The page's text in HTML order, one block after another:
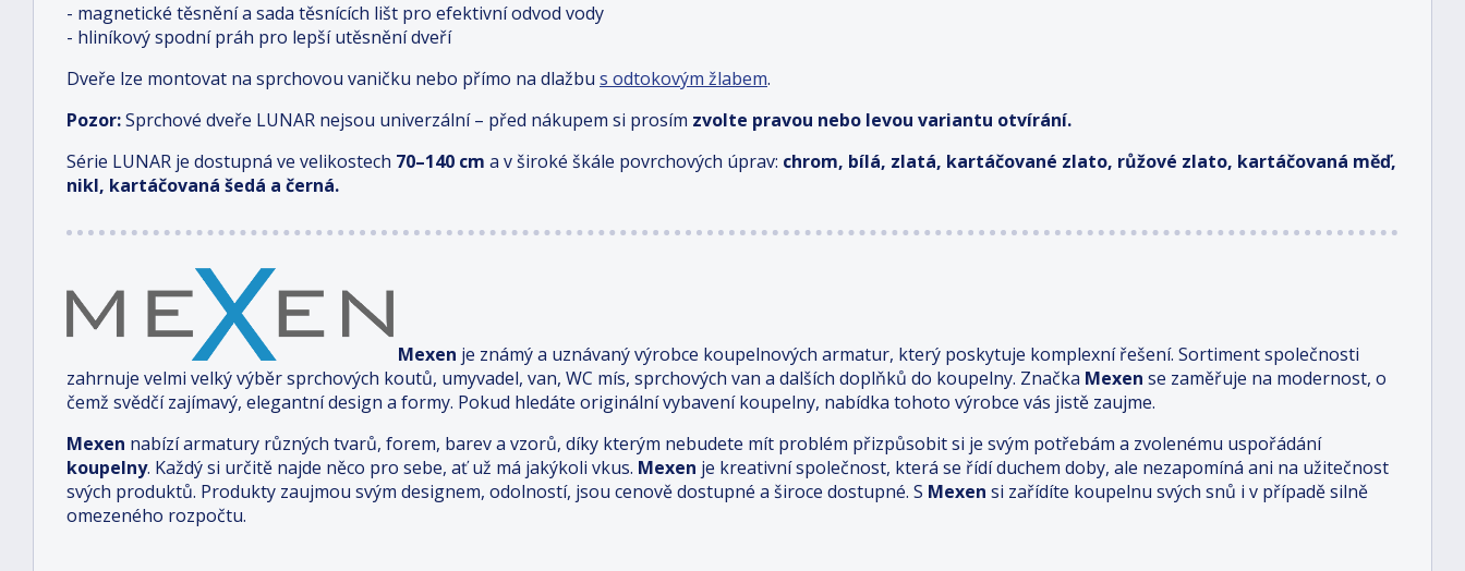
- magnetické těsnění a sada těsnících lišt pro efektivní odvod vody
- hliníkový spodní práh pro lepší utěsnění dveří
Dveře lze montovat na sprchovou vaničku nebo přímo na dlažbu s odtokovým žlabem.
Pozor:Sprchové dveře LUNAR nejsou univerzální – před nákupem si prosím zvolte pravou nebo levou variantu otvírání.
Série LUNAR je dostupná ve velikostech 70–140 cm a v široké škále povrchových úprav: chrom, bílá, zlatá, kartáčované zlato, růžové zlato, kartáčovaná měď,
nikl, kartáčovaná šedá a černá.
Mexen je známý a uznávaný výrobce koupelnových armatur, který poskytuje komplexní řešení. Sortiment společnosti
zahrnuje velmi velký výběr sprchových koutů, umyvadel, van, WC mís, sprchových van a dalších doplňků do koupelny. Značka Mexen se zaměřuje na modernost, o
čemž svědčí zajímavý, elegantní design a formy. Pokud hledáte originální vybavení koupelny, nabídka tohoto výrobce vás jistě zaujme.
Mexen nabízí armatury různých tvarů, forem, barev a vzorů, díky kterým nebudete mít problém přizpůsobit si je svým potřebám a zvolenému uspořádání
koupelny. Každý si určitě najde něco pro sebe, ať už má jakýkoli vkus. Mexen je kreativní společnost, která se řídí duchem doby, ale nezapomíná ani na užitečnost
svých produktů. Produkty zaujmou svým designem, odolností, jsou cenově dostupné a široce dostupné. S Mexen si zařídíte koupelnu svých snů i v případě silně
omezeného rozpočtu.